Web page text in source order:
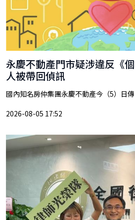
永慶不動產門市疑涉違反《
人被帶回偵訊
國內知名房仲集團永慶不動產今（5）日
2026-08-05 17:52